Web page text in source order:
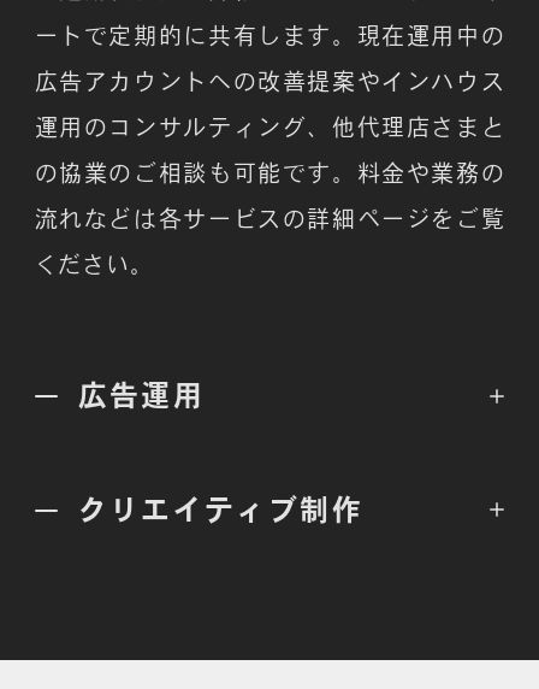
ートで定期的に共有します。現在運用中の
広告アカウントへの改善提案やインハウス
運用のコンサルティング、他代理店さまと
の協業のご相談も可能です。料金や業務の
流れなどは各サービスの詳細ページをご覧
ください。
広告運用
クリエイティブ制作